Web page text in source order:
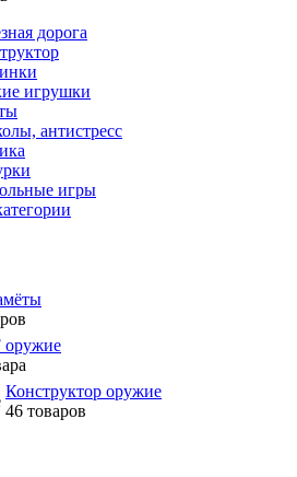
дорога
игрушки
антистресс
игры
оружие
Конструктор оружие
46 товаров